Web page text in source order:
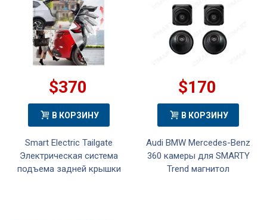
$370
В КОРЗИНУ
Smart Electric Tailgate
Электрическая система
подъема задней крышки
$170
В КОРЗИНУ
Audi BMW Mercedes-Benz
360 камеры для SMARTY
Trend магнитол